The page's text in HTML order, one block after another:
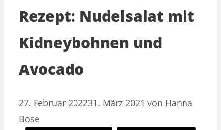
Rezept: Nudelsalat mit
Kidneybohnen und
Avocado
27. Februar 202231. März 2021 von Hanna
Bose